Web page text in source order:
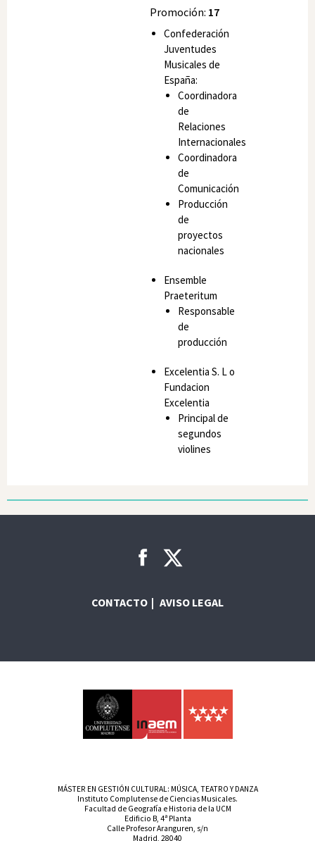
Promoción: 17
Confederación
Juventudes
Musicales de
España:
Coordinadora
de
Relaciones
Internacionales
Coordinadora
de
Comunicación
Producción
de
proyectos
nacionales
Ensemble
Praeteritum
Responsable
de
producción
Excelentia S. L o
Fundacion
Excelentia
Principal de
segundos
violines
CONTACTO AVISO LEGAL
MÁSTER EN GESTIÓN CULTURAL: MÚSICA, TEATRO Y DANZA
Instituto Complutense de Ciencias Musicales.
Facultad de Geografía e Historia de la UCM
Edificio B, 4ª Planta
Calle Profesor Aranguren, s/n
Madrid, 28040